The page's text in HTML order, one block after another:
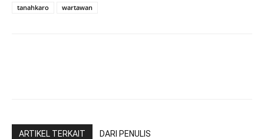
tanahkaro
wartawan
ARTIKEL TERKAIT DARI PENULIS